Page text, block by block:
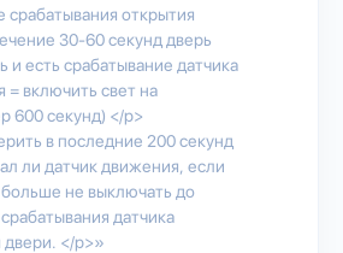
срабатывания открытия
30-60 секунд дверь
и есть срабатывание датчика
= включить свет на
600 секунд) </p>
в последние 200 секунд
ли датчик движения, если
больше не выключать до
датчика
двери. </p>»